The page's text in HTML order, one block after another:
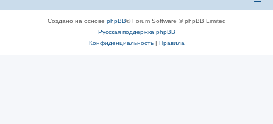
Создано на основе phpBB® Forum Software © phpBB Limited
Русская поддержка phpBB
Конфиденциальность| Правила